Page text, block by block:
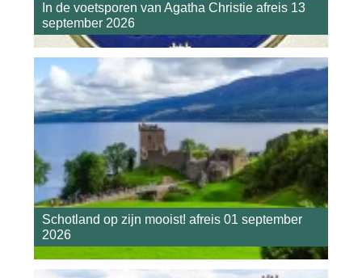
In de voetsporen van Agatha Christie afreis 13
september 2026
Schotland op zijn mooist! afreis 01 september
2026